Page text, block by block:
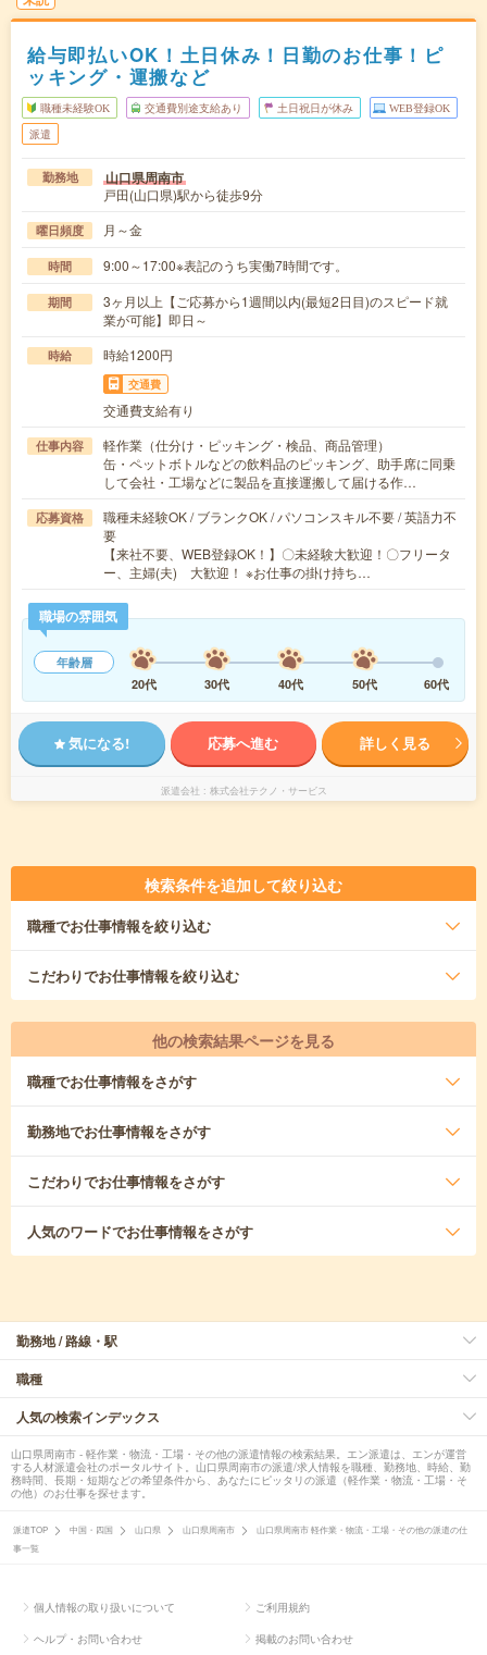
給与即払いOK！土日休み！日勤のお仕事！ピ
ッキング・運搬など
職種未経験OK 交通費別途支給あり 土日祝日が休み WEB登録OK
派遣
勤務地 山口県周南市
戸田(山口県)駅から徒歩9分
曜日頻度 月～金
時間 9:00～17:00※表記のうち実働7時間です。
期間
3ヶ月以上【ご応募から1週間以内(最短2日目)のスピード就
業が可能】即日～
時給 時給1200円
交通費
交通費支給有り
仕事内容
軽作業（仕分け・ピッキング・検品、商品管理）
缶・ペットボトルなどの飲料品のピッキング、助手席に同乗
して会社・工場などに製品を直接運搬して届ける作…
応募資格
職種未経験OK / ブランクOK / パソコンスキル不要 / 英語力不
要
【来社不要、WEB登録OK！】〇未経験大歓迎！〇フリータ
ー、主婦(夫) 大歓迎！ ※お仕事の掛け持ち…
職場の雰囲気
年齢層
20代
30代 40代 50代 60代
気になる! 応募へ進む 詳しく見る
派遣会社 株式会社テクノ・サービス
検索条件を追加して絞り込む
職種でお仕事情報を絞り込む
こだわりでお仕事情報を絞り込む
他の検索結果ページを見る
職種でお仕事情報をさがす
勤務地でお仕事情報をさがす
こだわりでお仕事情報をさがす
人気のワードでお仕事情報をさがす
勤務地 / 路線・駅
職種
人気の検索インデックス
山口県周南市 - 軽作業・物流・工場・その他の派遣情報の検索結果。エン派遣は、エンが運営
する人材派遣会社のポータルサイト。山口県周南市の派遣/求人情報を職種、勤務地、時給、勤
務時間、長期・短期などの希望条件から、あなたにピッタリの派遣（軽作業・物流・工場・そ
の他）のお仕事を探せます。
派遣TOP 中国・四国 山口県 山口県周南市
山口県周南市 軽作業・物流・工場・その他の派遣の仕
事一覧
個人情報の取り扱いについて ご利用規約
ヘルプ・お問い合わせ 掲載のお問い合わせ